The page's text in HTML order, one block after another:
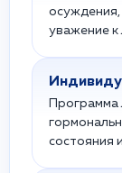
осуждения,
уважение
состояния